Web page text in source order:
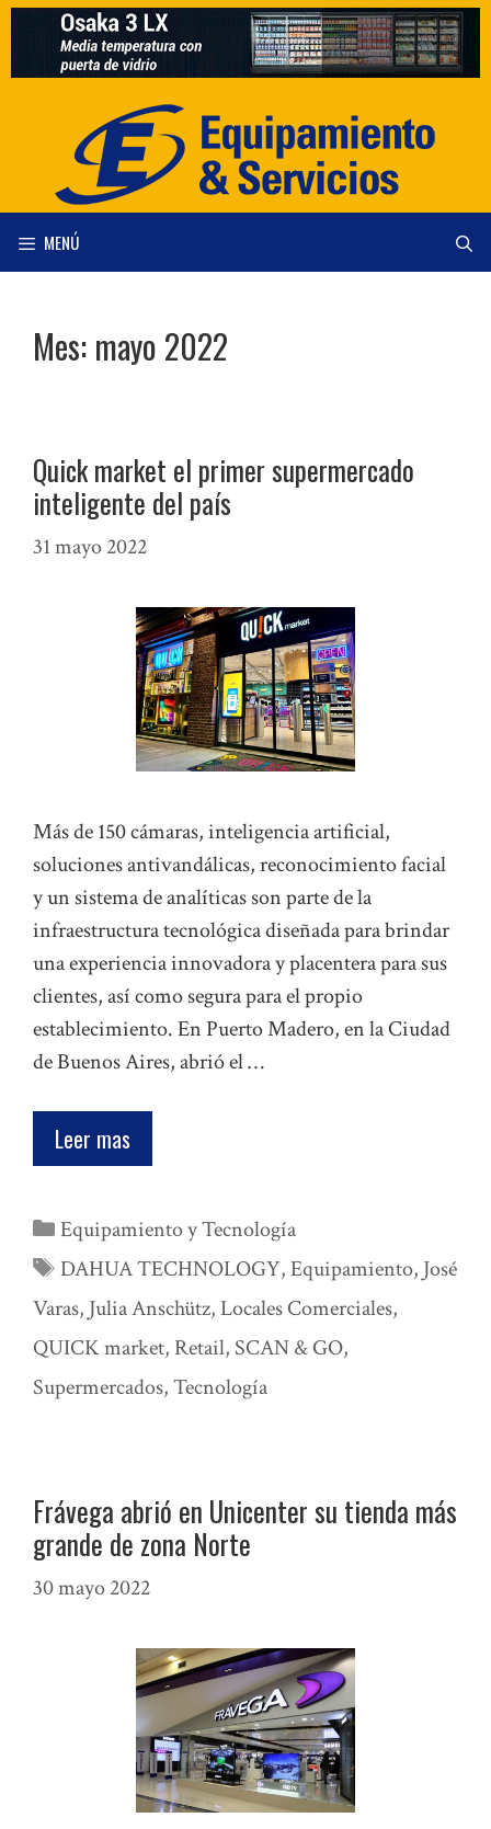
Saltar
contenido
MENÚ
Mes: mayo 2022
Quick market el primer supermercado
inteligente del país
31 mayo 2022
Más de 150 cámaras, inteligencia artificial,
soluciones antivandálicas, reconocimiento facial
y un sistema de analíticas son parte de la
infraestructura tecnológica diseñada para brindar
una experiencia innovadora y placentera para sus
clientes, así como segura para el propio
establecimiento. En Puerto Madero, en la Ciudad
de Buenos Aires, abrió el …
Leer mas
Categorías
Equipamiento y Tecnología
Etiquetas
DAHUA TECHNOLOGY,Equipamiento, José
Varas, Julia Anschütz,Locales Comerciales,
QUICK market, Retail, SCAN & GO,
Supermercados,Tecnología
Frávega abrió en Unicenter su tienda más
grande de zona Norte
30 mayo 2022